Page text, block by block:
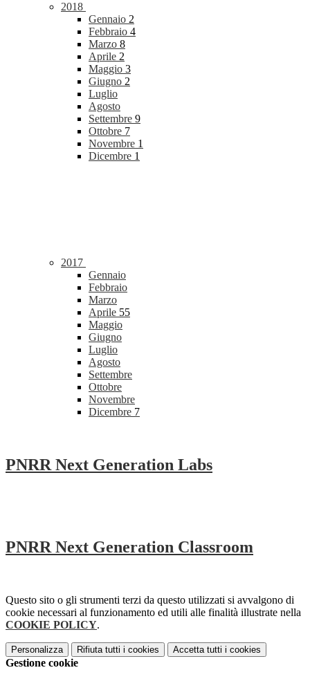
2018
Gennaio 2
Febbraio 4
Marzo 8
Aprile 2
Maggio 3
Giugno 2
Luglio
Agosto
Settembre 9
Ottobre 7
Novembre 1
Dicembre 1
2017
Gennaio
Febbraio
Marzo
Aprile 55
Maggio
Giugno
Luglio
Agosto
Settembre
Ottobre
Novembre
Dicembre 7
PNRR Next Generation Labs
PNRR Next Generation Classroom
Questo sito o gli strumenti terzi da questo utilizzati si avvalgono di
cookie necessari al funzionamento ed utili alle finalità illustrate nella
COOKIE POLICY.
Personalizza Rifiuta tutti i cookies Accetta tutti i cookies
Gestione cookie